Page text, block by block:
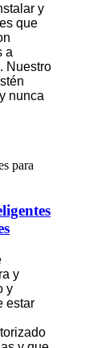
y
que
a
Nuestro
nunca
y
y
estar